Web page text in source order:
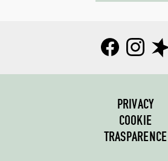
PRIVACY
COOKIE
TRASPARENCE